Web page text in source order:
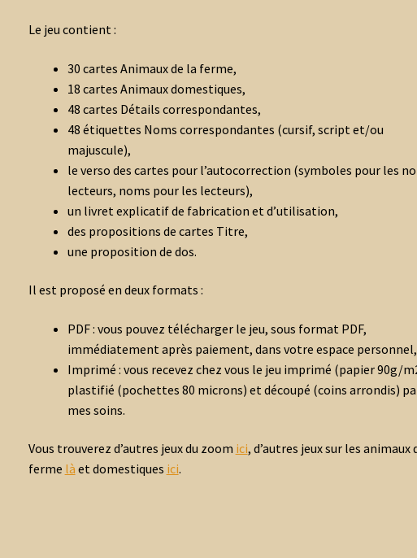
Le jeu contient :
30 cartes Animaux de la ferme,
18 cartes Animaux domestiques,
48 cartes Détails correspondantes,
48 étiquettes Noms correspondantes (cursif, script et/ou
majuscule),
le verso des cartes pour l’autocorrection (symboles pour les
lecteurs, noms pour les lecteurs),
un livret explicatif de fabrication et d’utilisation,
des propositions de cartes Titre,
une proposition de dos.
Il est proposé en deux formats :
PDF : vous pouvez télécharger le jeu, sous format PDF,
immédiatement après paiement, dans votre espace personnel,
Imprimé : vous recevez chez vous le jeu imprimé (papier 90g/
plastifié (pochettes 80 microns) et découpé (coins arrondis)
mes soins.
Vous trouverez d’autres jeux du zoom ici, d’autres jeux sur les animaux
ferme là et domestiques ici.